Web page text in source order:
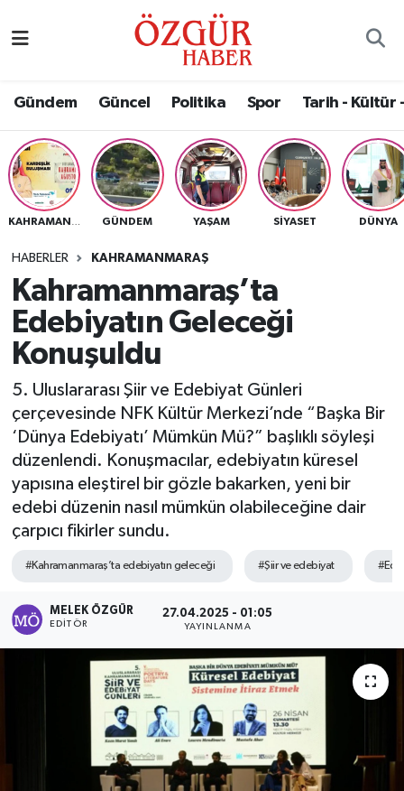
Gündem Güncel Politika Spor Tarih - Kültür
GÜNDEM YAŞAM SIYASET DÜNYA
HABERLER KAHRAMANMARAŞ
Kahramanmaraş’ta
Edebiyatın Geleceği
Konuşuldu
5. Uluslararası Şiir ve Edebiyat Günleri
çerçevesinde NFK Kültür Merkezi’nde “Başka Bir
‘Dünya Edebiyatı’ Mümkün Mü?” başlıklı söyleşi
düzenlendi. Konuşmacılar, edebiyatın küresel
yapısına eleştirel bir gözle bakarken, yeni bir
edebi düzenin nasıl mümkün olabileceğine dair
çarpıcı fikirler sundu.
#Kahramanmaraş’ta edebiyatın geleceği #Şiir ve edebiyat
MELEK ÖZGÜR
EDITÖR
27.04.2025 - 01:05
YAYINLANMA
Eğitim
Ekonomi
Güncel
Gündem
Magazin
Politika
Sağlık
Spor
Tarih - Kültür - Sanat - Turizm
Nöbetçi Eczaneler
Namaz Vakitleri
Trafik Durumu
Süper Lig Puan Durumu ve Fikstür
Tüm Manşetler
Son Dakika Haberleri
Haber Arşivi